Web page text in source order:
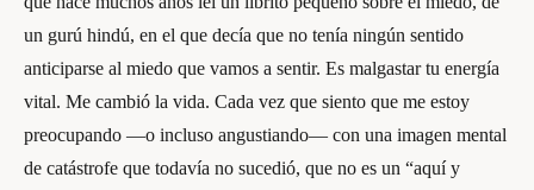
un gurú hindú, en el que decía que no tenía ningún sentido
anticiparse al miedo que vamos a sentir. Es malgastar tu energía
vital. Me cambió la vida. Cada vez que siento que me estoy
preocupando —o incluso angustiando— con una imagen mental
de catástrofe que todavía no sucedió, que no es un “aquí y